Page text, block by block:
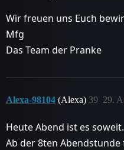
Wir freuen uns Euch
Mfg
Das Team der Pranke
Alexa-98104 (Alexa) 29.
39
Heute Abend ist es soweit.
Ab der 8ten